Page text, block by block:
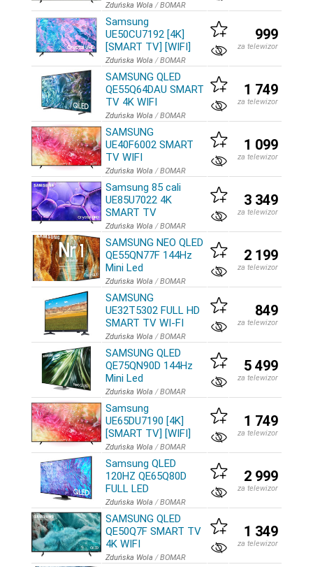
Zduńska Wola /BOMAR
Samsung
UE50CU7192 [4K]
[SMART TV] [WIFI]
Zduńska Wola /BOMAR
999
za telewizor
SAMSUNG QLED
QE55Q64DAU SMART
TV 4K WIFI
Zduńska Wola /BOMAR
1 749
za telewizor
SAMSUNG
UE40F6002 SMART
TV WIFI
Zduńska Wola /BOMAR
1 099
za telewizor
Samsung 85 cali
UE85U7022 4K
SMART TV
Zduńska Wola /BOMAR
3 349
za telewizor
SAMSUNG NEO QLED
QE55QN77F 144Hz
Mini Led
Zduńska Wola /BOMAR
2 199
za telewizor
SAMSUNG
UE32T5302 FULL HD
SMART TV WI-FI
Zduńska Wola /BOMAR
849
za telewizor
SAMSUNG QLED
QE75QN90D 144Hz
Mini Led
Zduńska Wola /BOMAR
5 499
za telewizor
Samsung
UE65DU7190 [4K]
[SMART TV] [WIFI]
Zduńska Wola /BOMAR
1 749
za telewizor
Samsung QLED
120HZ QE65Q80D
FULL LED
Zduńska Wola /BOMAR
2 999
za telewizor
SAMSUNG QLED
QE50Q7F SMART TV
4K WIFI
Zduńska Wola /BOMAR
1 349
za telewizor